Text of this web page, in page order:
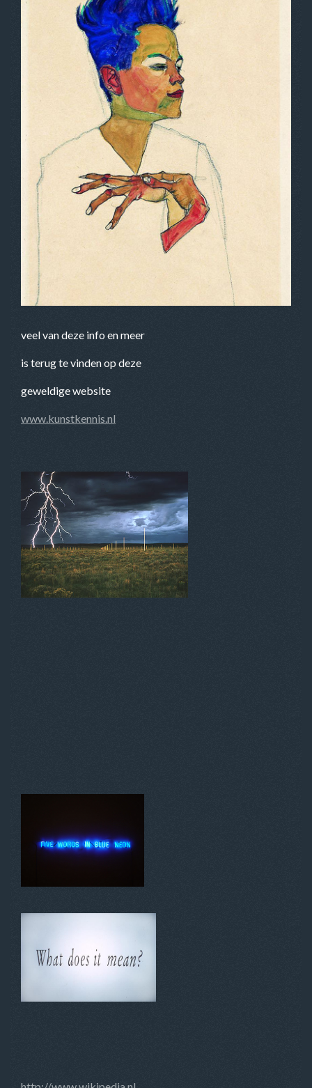
veel van deze info en meer
is terug te vinden op deze
geweldige website
www.kunstkennis.nl